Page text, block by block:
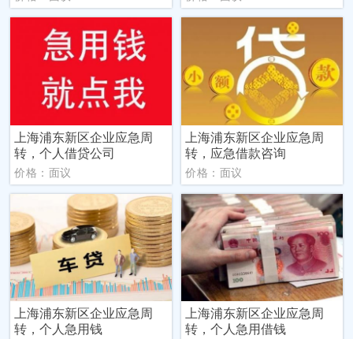
上海浦东新区企业应急周
转，个人借贷公司
价格：面议
上海浦东新区企业应急周
转，应急借款咨询
价格：面议
上海浦东新区企业应急周
转，个人急用钱
上海浦东新区企业应急周
转，个人急用借钱